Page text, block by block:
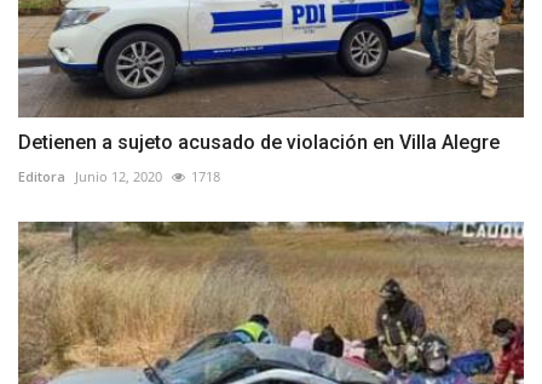
Detienen a sujeto acusado de violación en Villa Alegre
Editora Junio 12, 2020 1718